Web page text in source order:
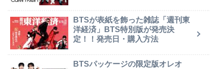
BTSが表紙を飾った雑誌「週刊東
洋経済」BTS特別版が発売決
定！！発売日・購入方法
BTSパッケージの限定版オレオ